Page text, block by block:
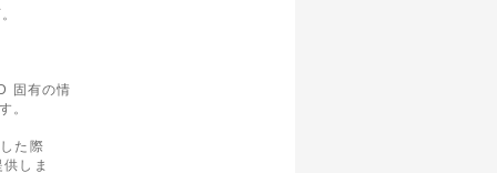
固有の情
。
た際
しま